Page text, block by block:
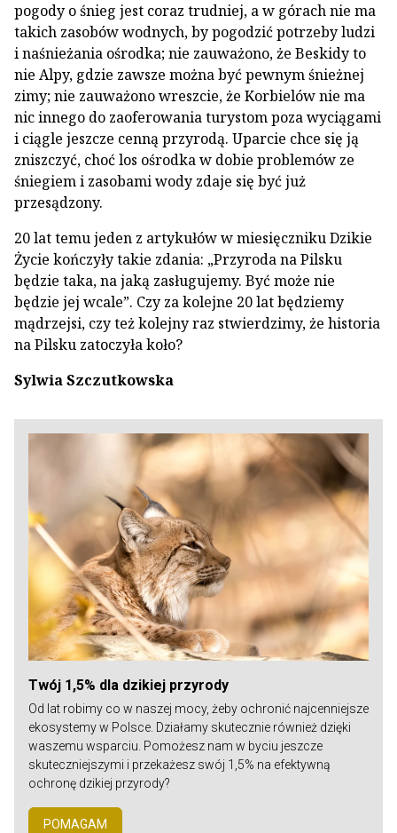
pogody o śnieg jest coraz trudniej, a w górach nie ma
takich zasobów wodnych, by pogodzić potrzeby ludzi
i naśnieżania ośrodka; nie zauważono, że Beskidy to
nie Alpy, gdzie zawsze można być pewnym śnieżnej
zimy; nie zauważono wreszcie, że Korbielów nie ma
nic innego do zaoferowania turystom poza wyciągami
i ciągle jeszcze cenną przyrodą. Uparcie chce się ją
zniszczyć, choć los ośrodka w dobie problemów ze
śniegiem i zasobami wody zdaje się być już
przesądzony.
20 lat temu jeden z artykułów w miesięczniku Dzikie
Życie kończyły takie zdania: „Przyroda na Pilsku
będzie taka, na jaką zasługujemy. Być może nie
będzie jej wcale”. Czy za kolejne 20 lat będziemy
mądrzejsi, czy też kolejny raz stwierdzimy, że historia
na Pilsku zatoczyła koło?
Sylwia Szczutkowska
Twój 1,5% dla dzikiej przyrody
Od lat robimy co w naszej mocy, żeby ochronić najcenniejsze
ekosystemy w Polsce. Działamy skutecznie również dzięki
waszemu wsparciu. Pomożesz nam w byciu jeszcze
skuteczniejszymi i przekażesz swój 1,5% na efektywną
ochronę dzikiej przyrody?
POMAGAM